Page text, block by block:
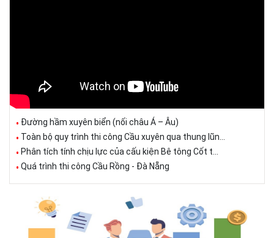
Đường hầm xuyên biển (nối châu Á – Âu)
Toàn bộ quy trình thi công Cầu xuyên qua thung lũn...
Phân tích tính chịu lực của cấu kiện Bê tông Cốt t...
Quá trình thi công Cầu Rồng - Đà Nẵng